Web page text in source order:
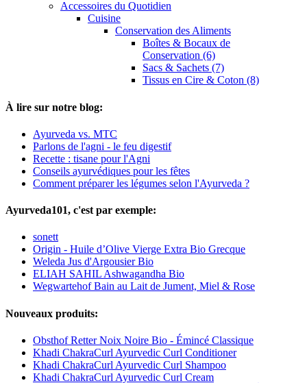
Accessoires du Quotidien
Cuisine
Conservation des Aliments
Boîtes & Bocaux de
Conservation (6)
Sacs & Sachets (7)
Tissus en Cire & Coton (8)
À lire sur notre blog:
Ayurveda vs. MTC
Parlons de l'agni - le feu digestif
Recette : tisane pour l'Agni
Conseils ayurvédiques pour les fêtes
Comment préparer les légumes selon l'Ayurveda ?
Ayurveda101, c'est par exemple:
sonett
Origin - Huile d’Olive Vierge Extra Bio Grecque
Weleda Jus d'Argousier Bio
ELIAH SAHIL Ashwagandha Bio
Wegwartehof Bain au Lait de Jument, Miel & Rose
Nouveaux produits:
Obsthof Retter Noix Noire Bio - Émincé Classique
Khadi ChakraCurl Ayurvedic Curl Conditioner
Khadi ChakraCurl Ayurvedic Curl Shampoo
Khadi ChakraCurl Ayurvedic Curl Cream